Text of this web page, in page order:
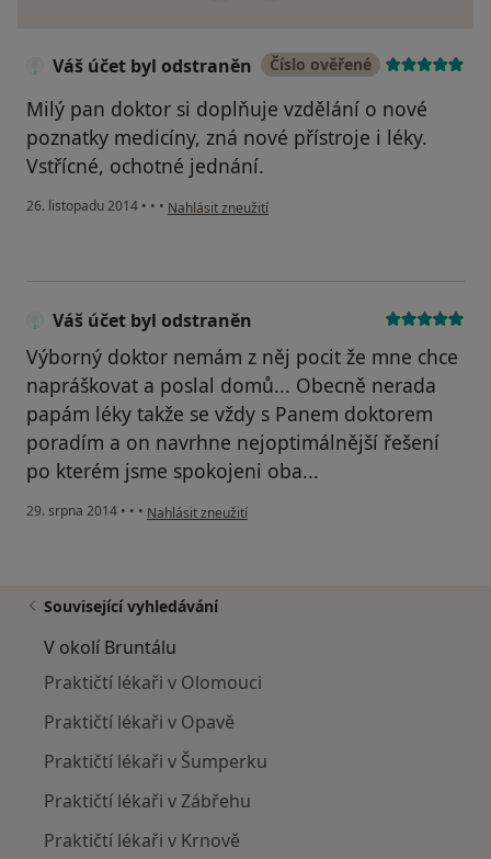
Váš účet byl odstraněn Číslo ověřené
Milý pan doktor si doplňuje vzdělání o nové
poznatky medicíny, zná nové přístroje i léky.
Vstřícné, ochotné jednání.
26. listopadu 2014 • • • podle názoru uživatele Váš účet byl odstraněn
Nahlásit zneužití
Váš účet byl odstraněn
Výborný doktor nemám z něj pocit že mne chce
napráškovat a poslal domů... Obecně nerada
papám léky takže se vždy s Panem doktorem
poradím a on navrhne nejoptimálnější řešení
po kterém jsme spokojeni oba...
29. srpna 2014 • • • podle názoru uživatele Váš účet byl odstraněn
Nahlásit zneužití
Související vyhledávání
V okolí Bruntálu
Praktičtí lékaři v Olomouci
Praktičtí lékaři v Opavě
Praktičtí lékaři v Šumperku
Praktičtí lékaři v Zábřehu
Praktičtí lékaři v Krnově